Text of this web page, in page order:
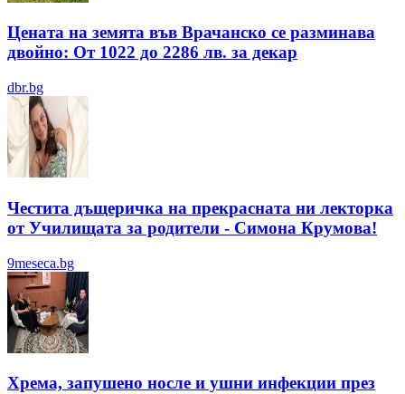
Цената на земята във Врачанско се разминава
двойно: От 1022 до 2286 лв. за декар
dbr.bg
Честита дъщеричка на прекрасната ни лекторка
от Училищата за родители - Симона Крумова!
9meseca.bg
Хрема, запушено носле и ушни инфекции през